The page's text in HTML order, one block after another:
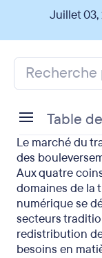
Juillet
Le marché du
des
Aux quatre
domaines de la
numérique se
secteurs
redistribution
besoins en
Table
Les mutations
Le rôle de
mutation
Tendances